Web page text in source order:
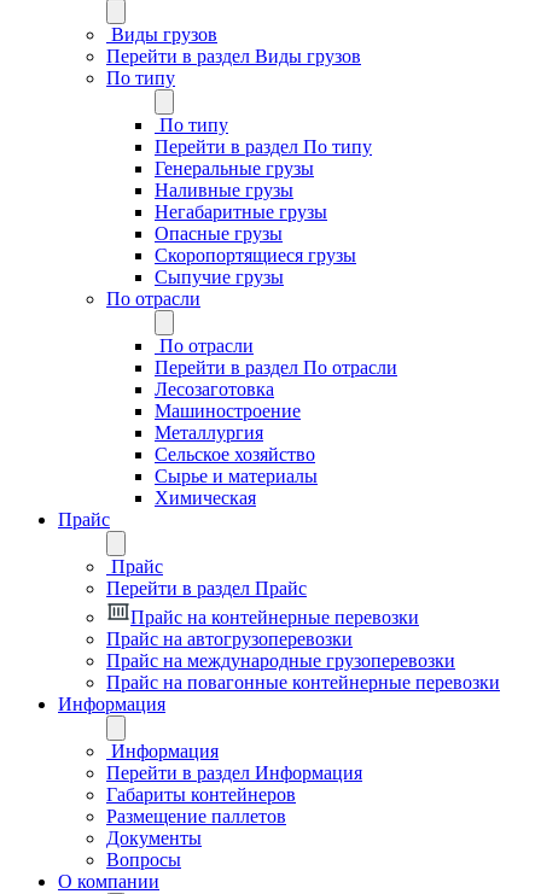
Виды грузов
Перейти в раздел Виды грузов
По типу
По типу
Перейти в раздел По типу
Генеральные грузы
Наливные грузы
Негабаритные грузы
Опасные грузы
Скоропортящиеся грузы
Сыпучие грузы
По отрасли
По отрасли
Перейти в раздел По отрасли
Лесозаготовка
Машиностроение
Металлургия
Сельское хозяйство
Сырье и материалы
Химическая
Прайс
Прайс
Перейти в раздел Прайс
Прайс на контейнерные перевозки
Прайс на автогрузоперевозки
Прайс на международные грузоперевозки
Прайс на повагонные контейнерные перевозки
Информация
Информация
Перейти в раздел Информация
Габариты контейнеров
Размещение паллетов
Документы
Вопросы
О компании